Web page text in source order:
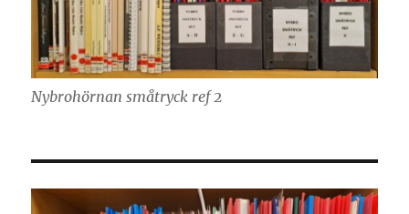
Nybrohörnan småtryck ref 2